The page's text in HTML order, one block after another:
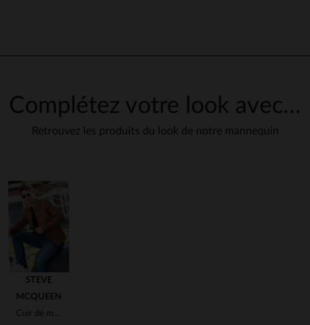
Complétez votre look avec…
Retrouvez les produits du look de notre mannequin
STEVE
MCQUEEN
Cuir de mouton souple, teinte tabac, inspiré par Steve McQueen.